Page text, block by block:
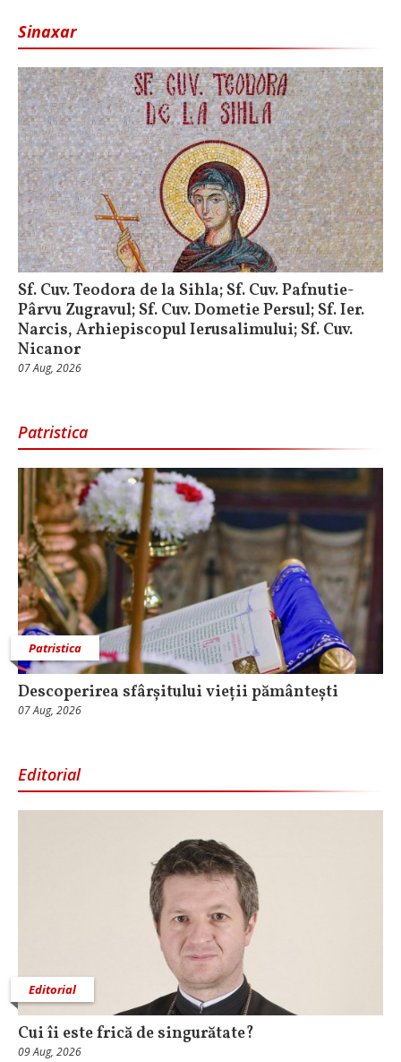
Sinaxar
Sf. Cuv. Teodora de la Sihla; Sf. Cuv. Pafnutie-
Pârvu Zugravul; Sf. Cuv. Dometie Persul; Sf. Ier.
Narcis, Arhiepiscopul Ierusalimului; Sf. Cuv.
Nicanor
07 Aug, 2026
Patristica
Patristica
Descoperirea sfârșitului vieții pământești
07 Aug, 2026
Editorial
Editorial
Cui îi este frică de singurătate?
09 Aug, 2026